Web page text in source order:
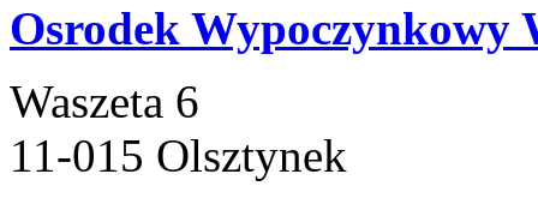
Osrodek Wypoczynkowy
Waszeta 6
11-015 Olsztynek